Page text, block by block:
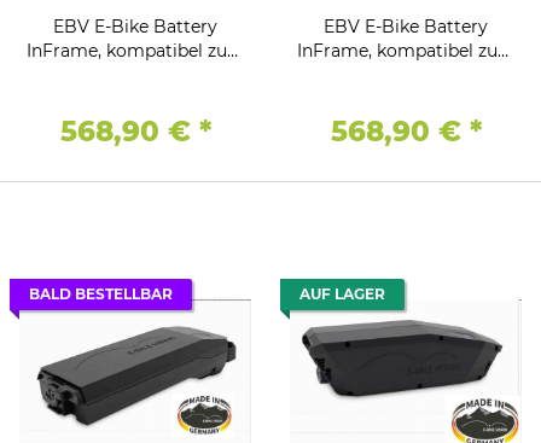
EBV E-Bike Battery
InFrame, kompatibel zum
Antriebssystem 36V -
17,5Ah / 630Wh -
568,90 € *
EBV E-Bike Battery
InFrame, kompatibel zum
Antriebssystem 36V -
17,5Ah / 630Wh - Vertikal
568,90 € *
BALD BESTELLBAR AUF LAGER